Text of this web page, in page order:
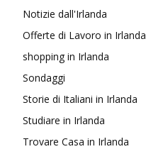
Notizie dall'Irlanda
Offerte di Lavoro in Irlanda
shopping in Irlanda
Sondaggi
Storie di Italiani in Irlanda
Studiare in Irlanda
Trovare Casa in Irlanda